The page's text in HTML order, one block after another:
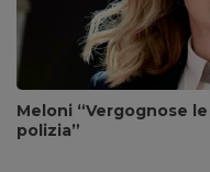
Meloni “Vergognose
polizia”